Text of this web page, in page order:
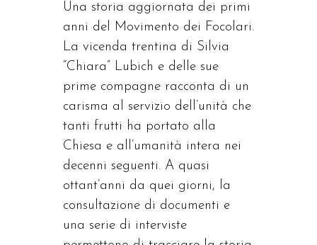
Una storia aggiornata dei primi
anni del Movimento dei Focolari.
La vicenda trentina di Silvia
“Chiara” Lubich e delle sue
prime compagne racconta di un
carisma al servizio dell’unità che
tanti frutti ha portato alla
Chiesa e all’umanità intera nei
decenni seguenti. A quasi
ottant’anni da quei giorni, la
consultazione di documenti e
una serie di interviste